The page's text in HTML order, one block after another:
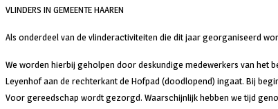
VLINDERS IN GEMEENTE HAAREN
Als onderdeel van de vlinderactiviteiten die dit jaar georganiseerd
We worden hierbij geholpen door deskundige medewerkers van het
Leyenhof aan de rechterkant de Hofpad (doodlopend) ingaat. Bij
Voor gereedschap wordt gezorgd. Waarschijnlijk hebben we tijd